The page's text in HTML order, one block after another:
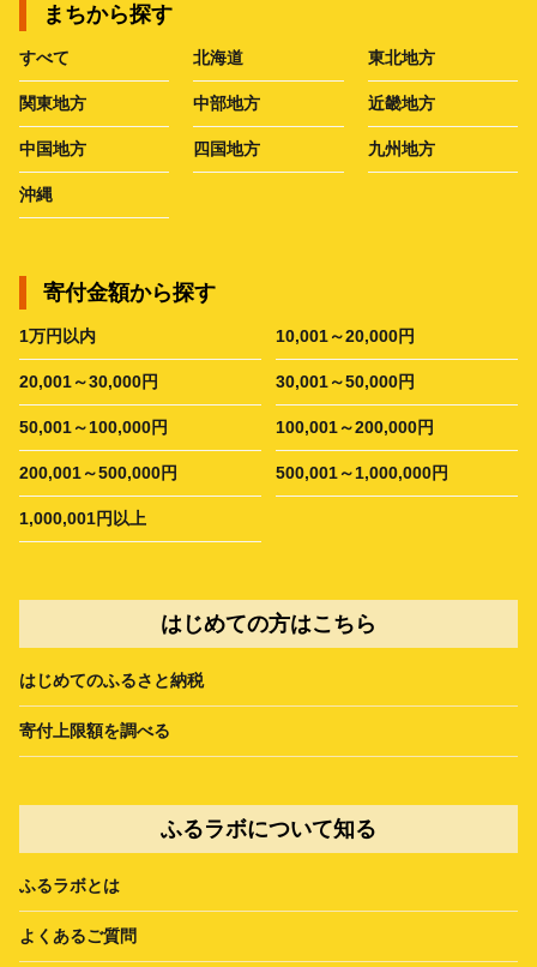
まちから探す
すべて 北海道 東北地方
関東地方 中部地方 近畿地方
中国地方 四国地方 九州地方
沖縄
寄付金額から探す
1万円以内 10,001～20,000円
20,001～30,000円 30,001～50,000円
50,001～100,000円 100,001～200,000円
200,001～500,000円 500,001～1,000,000円
1,000,001円以上
はじめての方はこちら
はじめてのふるさと納税
寄付上限額を調べる
ふるラボについて知る
ふるラボとは
よくあるご質問